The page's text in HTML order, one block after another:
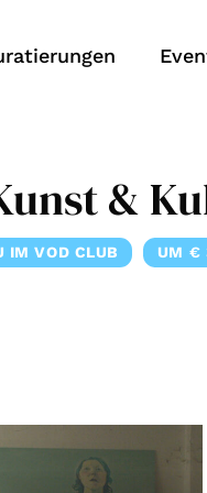
&
IM VOD CLUB UM €